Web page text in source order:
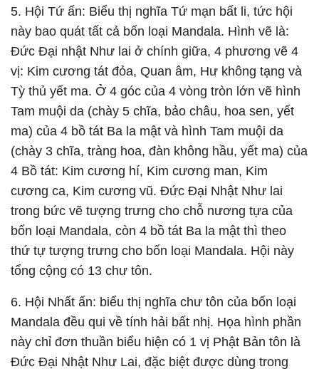
5. Hội Tứ ấn: Biểu thị nghĩa Tứ mạn bất li, tức hội
này bao quát tất cả bốn loại Mandala. Hình vẽ là:
Đức Đại nhật Như lai ở chính giữa, 4 phương vẽ 4
vị: Kim cương tát đỏa, Quan âm, Hư không tạng và
Tỳ thủ yết ma. Ở 4 góc của 4 vòng tròn lớn vẽ hình
Tam muội da (chày 5 chĩa, bảo châu, hoa sen, yết
ma) của 4 bồ tát Ba la mật và hình Tam muội da
(chày 3 chĩa, tràng hoa, đàn không hầu, yết ma) của
4 Bồ tát: Kim cương hí, Kim cương man, Kim
cương ca, Kim cương vũ. Đức Đại Nhật Như lai
trong bức vẽ tượng trưng cho chỗ nương tựa của
bốn loại Mandala, còn 4 bồ tát Ba la mật thì theo
thứ tự tượng trưng cho bốn loại Mandala. Hội này
tổng cộng có 13 chư tôn.
6. Hội Nhất ấn: biểu thị nghĩa chư tôn của bốn loại
Mandala đều qui về tính hải bất nhị. Họa hình phần
này chỉ đơn thuần biểu hiện có 1 vị Phật Bản tôn là
Đức Đại Nhật Như Lai, đặc biệt được dùng trong